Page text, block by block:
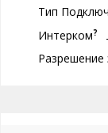
Тип
Интерком?
Разрешение